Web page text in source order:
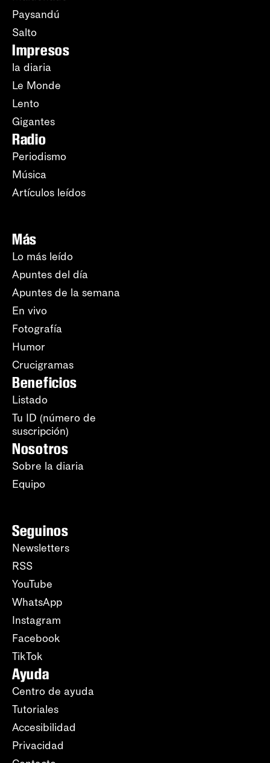
Paysandú
Salto
Impresos
la diaria
Le Monde
Lento
Gigantes
Radio
Periodismo
Música
Artículos leídos
Más
Lo más leído
Apuntes del día
Apuntes de la semana
En vivo
Fotografía
Humor
Crucigramas
Beneficios
Listado
Tu ID (número de
suscripción)
Nosotros
Sobre la diaria
Equipo
Seguinos
Newsletters
RSS
YouTube
WhatsApp
Instagram
Facebook
TikTok
Ayuda
Centro de ayuda
Tutoriales
Accesibilidad
Privacidad